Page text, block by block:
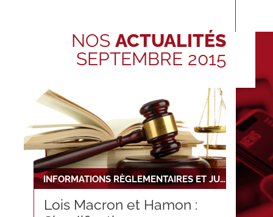
NOS ACTUALITÉS
SEPTEMBRE 2015
INFORMATIONS RÈGLEMENTAIRES ET JURIDIQUES
Lois Macron et Hamon :